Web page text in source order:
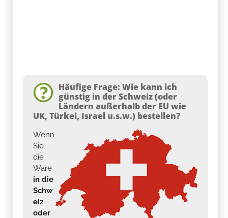
Häufige Frage: Wie kann ich
günstig in der Schweiz (oder
Ländern außerhalb der EU wie
UK, Türkei, Israel u.s.w.) bestellen?
Wenn
Sie
die
Ware
in die
Schw
eiz
oder